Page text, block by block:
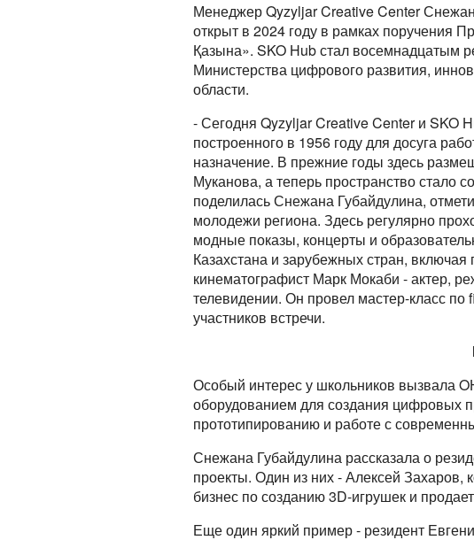
Менеджер Qyzyljar Creative Center
открыт в 2024 году в рамках поручения
Қазына». SKO Hub стал восемнадцатым
Министерства цифрового развития,
области.
- Сегодня Qyzyljar Creative Center и SKO
построенного в 1956 году для досуга
назначение. В прежние годы здесь
Муканова, а теперь пространство стало
поделилась Снежана Губайдулина,
молодежи региона. Здесь регулярно
модные показы, концерты и
Казахстана и зарубежных стран,
кинематографист Марк Мокаби - актер,
телевидении. Он провел мастер-класс
участников встречи.
Особый интерес у школьников вызвала
оборудованием для создания цифровых
прототипированию и работе с
Снежана Губайдулина рассказала о
проекты. Один из них - Алексей Захаров,
бизнес по созданию 3D-игрушек и
Еще один яркий пример - резидент